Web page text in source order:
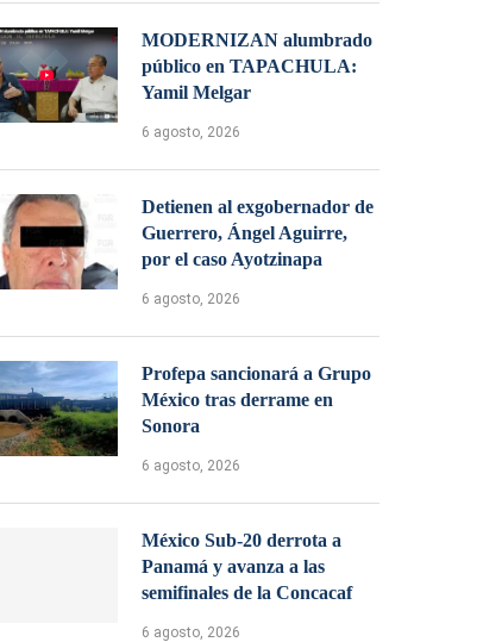
MODERNIZAN alumbrado
público en TAPACHULA:
Yamil Melgar
6 agosto, 2026
Detienen al exgobernador de
Guerrero, Ángel Aguirre,
por el caso Ayotzinapa
6 agosto, 2026
Profepa sancionará a Grupo
México tras derrame en
Sonora
6 agosto, 2026
México Sub-20 derrota a
Panamá y avanza a las
semifinales de la Concacaf
6 agosto, 2026